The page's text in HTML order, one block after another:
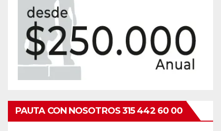
PAUTA CON NOSOTROS 315 442 60 00